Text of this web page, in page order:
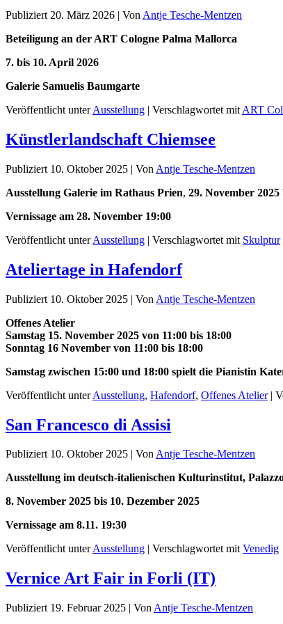
Publiziert 20. März 2026 | Von Antje Tesche-Mentzen
Beteiligung an der ART Cologne Palma Mallorca
7. bis 10. April 2026
Galerie Samuelis Baumgarte
Veröffentlicht unter Ausstellung | Verschlagwortet mit ART
Künstlerlandschaft Chiemsee
Publiziert 10. Oktober 2025 | Von Antje Tesche-Mentzen
Ausstellung Galerie im Rathaus Prien, 29. November
Vernissage am 28. November 19:00
Veröffentlicht unter Ausstellung | Verschlagwortet mit Skulptur
Ateliertage in Hafendorf
Publiziert 10. Oktober 2025 | Von Antje Tesche-Mentzen
Offenes Atelier
Samstag 15. November 2025 von 11:00 bis 18:00
Sonntag 16 November von 11:00 bis 18:00
Samstag zwischen 15:00 und 18:00 spielt die Pianistin
Veröffentlicht unter Ausstellung, Hafendorf, Offenes Atelier|
San Francesco di Assisi
Publiziert 10. Oktober 2025 VonAntje Tesche-Mentzen
Ausstellung im deutsch-italienischen Kulturinstitut,
8. November 2025 bis 10. Dezember 2025
Vernissage am 8.11. 19:30
Veröffentlicht unterAusstellung Verschlagwortet mit Venedig
Vernice Art Fair in Forli (IT)
Publiziert 19. Februar 2025 | Von Antje Tesche-Mentzen